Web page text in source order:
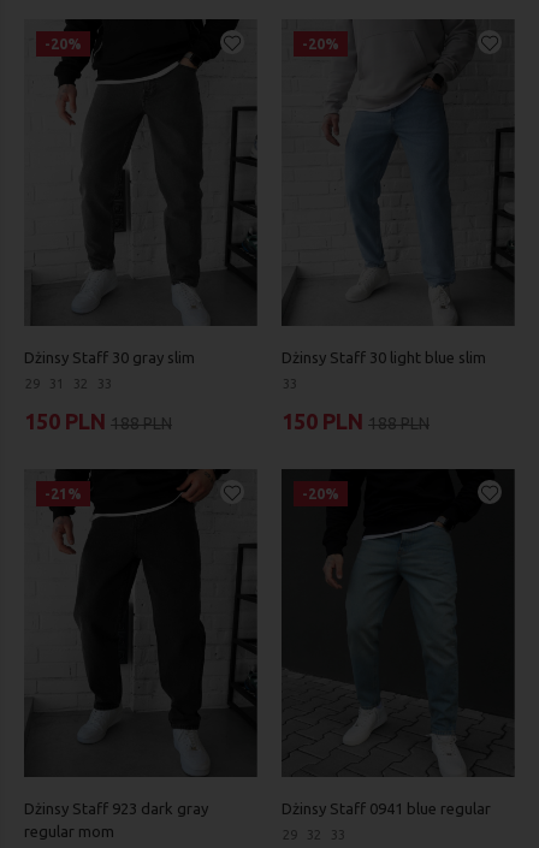
-20%
Dżinsy Staff 30 gray slim
29 31 32 33
150 PLN 188 PLN
-20%
Dżinsy Staff 30 light blue slim
33
150 PLN 188 PLN
-21%
Dżinsy Staff 923 dark gray
regular mom
-20%
Dżinsy Staff 0941 blue regular
29 32 33